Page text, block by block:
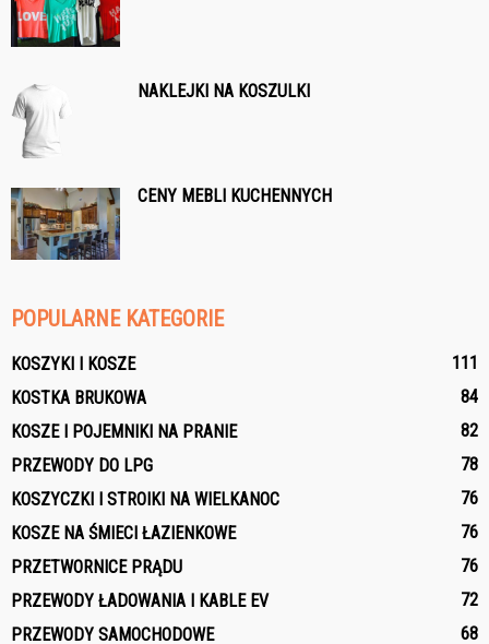
NAKLEJKI NA KOSZULKI
CENY MEBLI KUCHENNYCH
POPULARNE KATEGORIE
KOSZYKI I KOSZE
111
KOSTKA BRUKOWA
84
KOSZE I POJEMNIKI NA PRANIE
82
PRZEWODY DO LPG
78
KOSZYCZKI I STROIKI NA WIELKANOC
76
KOSZE NA ŚMIECI ŁAZIENKOWE
76
PRZETWORNICE PRĄDU
76
PRZEWODY ŁADOWANIA I KABLE EV
72
PRZEWODY SAMOCHODOWE
68